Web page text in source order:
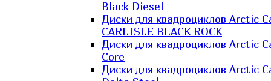
Black Diesel
Диски для квадроциклов Arctic
CARLISLE BLACK ROCK
Диски для квадроциклов Arctic
Core
Диски для квадроциклов Arctic